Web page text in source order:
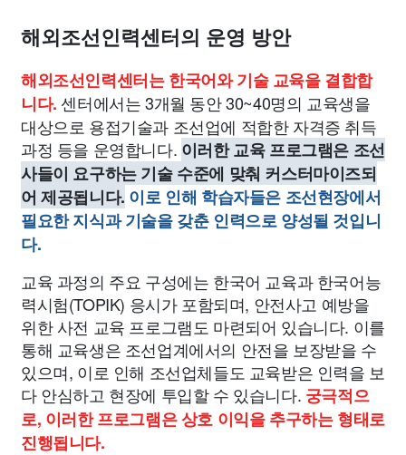
해외조선인력센터의 운영 방안
해외조선인력센터는 한국어와 기술 교육을 결합합
니다.센터에서는 3개월 동안 30~40명의 교육생을
대상으로 용접기술과 조선업에 적합한 자격증 취득
과정 등을 운영합니다. 이러한 교육 프로그램은 조선
사들이 요구하는 기술 수준에 맞춰 커스터마이즈되
어 제공됩니다. 이로 인해 학습자들은 조선현장에서
필요한 지식과 기술을 갖춘 인력으로 양성될 것입니
다.
교육 과정의 주요 구성에는 한국어 교육과 한국어능
력시험(TOPIK) 응시가 포함되며, 안전사고 예방을
위한 사전 교육 프로그램도 마련되어 있습니다. 이를
통해 교육생은 조선업계에서의 안전을 보장받을 수
있으며, 이로 인해 조선업체들도 교육받은 인력을 보
다 안심하고 현장에 투입할 수 있습니다. 궁극적으
로, 이러한 프로그램은 상호 이익을 추구하는 형태로
진행됩니다.